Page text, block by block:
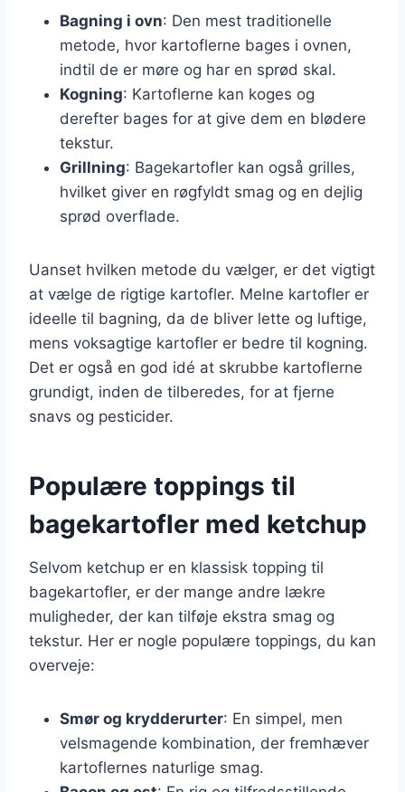
Bagning i ovn: Den mest traditionelle
metode, hvor kartoflerne bages i ovnen,
indtil de er møre og har en sprød skal.
Kogning: Kartoflerne kan koges og
derefter bages for at give dem en blødere
tekstur.
Grillning: Bagekartofler kan også grilles,
hvilket giver en røgfyldt smag og en dejlig
sprød overflade.
Uanset hvilken metode du vælger, er det vigtigt
at vælge de rigtige kartofler. Melne kartofler er
ideelle til bagning, da de bliver lette og luftige,
mens voksagtige kartofler er bedre til kogning.
Det er også en god idé at skrubbe kartoflerne
grundigt, inden de tilberedes, for at fjerne
snavs og pesticider.
Populære toppings til
bagekartofler med ketchup
Selvom ketchup er en klassisk topping til
bagekartofler, er der mange andre lækre
muligheder, der kan tilføje ekstra smag og
tekstur. Her er nogle populære toppings, du kan
overveje:
Smør og krydderurter: En simpel, men
velsmagende kombination, der fremhæver
kartoflernes naturlige smag.